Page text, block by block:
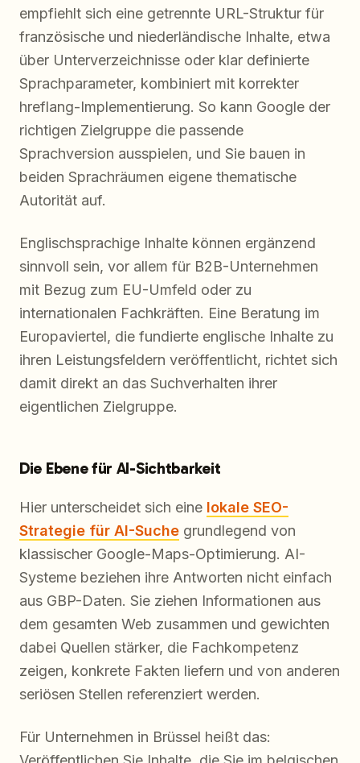
empfiehlt sich eine getrennte URL-Struktur für
französische und niederländische Inhalte, etwa
über Unterverzeichnisse oder klar definierte
Sprachparameter, kombiniert mit korrekter
hreflang-Implementierung. So kann Google der
richtigen Zielgruppe die passende
Sprachversion ausspielen, und Sie bauen in
beiden Sprachräumen eigene thematische
Autorität auf.
Englischsprachige Inhalte können ergänzend
sinnvoll sein, vor allem für B2B-Unternehmen
mit Bezug zum EU-Umfeld oder zu
internationalen Fachkräften. Eine Beratung im
Europaviertel, die fundierte englische Inhalte zu
ihren Leistungsfeldern veröffentlicht, richtet sich
damit direkt an das Suchverhalten ihrer
eigentlichen Zielgruppe.
Die Ebene für AI-Sichtbarkeit
Hier unterscheidet sich eine lokale SEO-
Strategie für AI-Suche grundlegend von
klassischer Google-Maps-Optimierung. AI-
Systeme beziehen ihre Antworten nicht einfach
aus GBP-Daten. Sie ziehen Informationen aus
dem gesamten Web zusammen und gewichten
dabei Quellen stärker, die Fachkompetenz
zeigen, konkrete Fakten liefern und von anderen
seriösen Stellen referenziert werden.
Für Unternehmen in Brüssel heißt das: